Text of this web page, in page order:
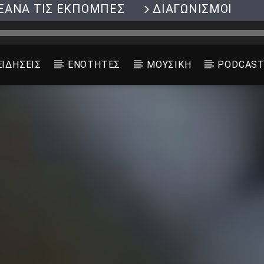
ΤΙΣ ΕΚΠΟΜΠΕΣ ΔΙΑΓΩΝΙΣΜΟΙ
ΕΝΟΤΗΤΕΣ ΜΟΥΣΙΚΗ